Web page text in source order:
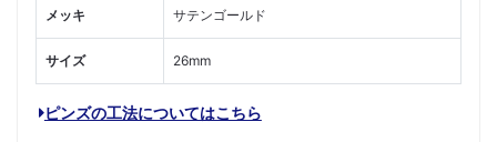
メッキ サテンゴールド
サイズ 26mm
ピンズの工法についてはこちら